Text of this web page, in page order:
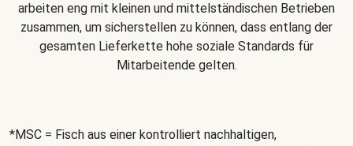
arbeiten eng mit kleinen und mittelständischen Betrieben
zusammen, um sicherstellen zu können, dass entlang der
gesamten Lieferkette hohe soziale Standards für
Mitarbeitende gelten.
*MSC = Fisch aus einer kontrolliert nachhaltigen,